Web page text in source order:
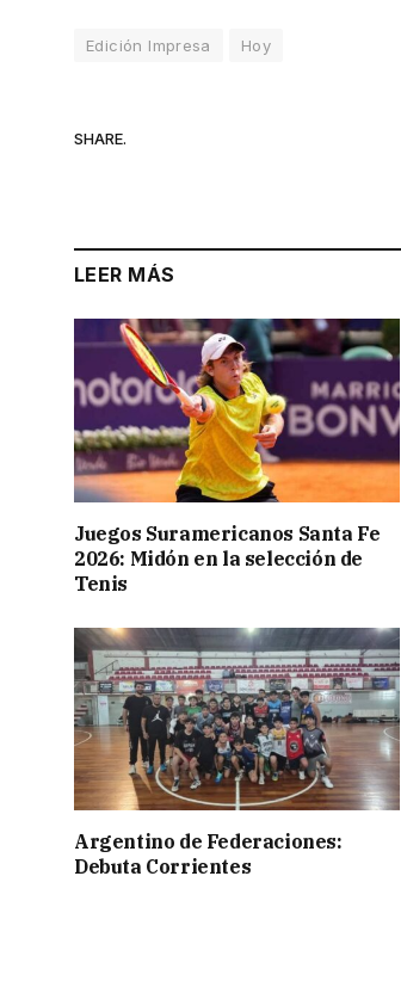
Edición Impresa Hoy
SHARE.
LEER MÁS
Juegos Suramericanos Santa Fe
2026: Midón en la selección de
Tenis
Argentino de Federaciones:
Debuta Corrientes